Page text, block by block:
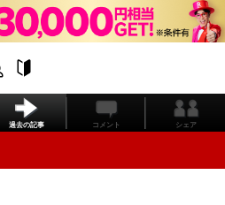
過去の記事 コメント シェア